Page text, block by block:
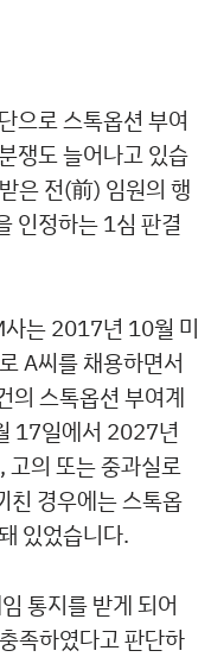
으로 스톡옵션 부여
쟁도 늘어나고 있습
은 전(前) 임원의 행
인정하는 1심 판결
사는 2017년 10월 미
A씨를 채용하면서
의 스톡옵션 부여계
17일에서 2027년
의 또는 중과실로
친 경우에는 스톡옵
있었습니다.
통지를 받게 되어
족하였다고 판단하